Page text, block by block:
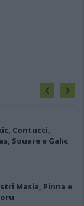
Contucci,
Souare e Galic
Masia, Pinna e